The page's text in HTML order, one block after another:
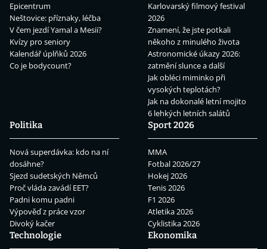
Epicentrum
Neštovice: příznaky, léčba
V čem jezdí Yamal a Mesii?
Kvízy pro seniory
Kalendář úplňků 2026
Co je bodycount?
Karlovarský filmový festival
2026
Znamení, že jste potkali
někoho z minulého života
Astronomické úkazy 2026:
zatmění slunce a další
Jak obléci miminko při
vysokých teplotách?
Jak na dokonalé letní mojito
6 lehkých letních salátů
Politika
Nová superdávka: kdo na ní
dosáhne?
Sjezd sudetských Němců
Proč vláda zavádí EET?
Padni komu padni
Výpověď z práce vzor
Divoký kačer
Sport 2026
MMA
Fotbal 2026/27
Hokej 2026
Tenis 2026
F1 2026
Atletika 2026
Cyklistika 2026
Technologie
Ekonomika